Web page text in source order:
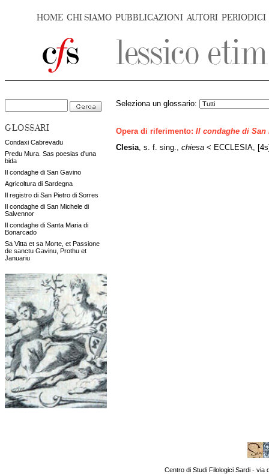
HOME CHI SIAMO PUBBLICAZIONI AUTORI PERIODICI
GLOSSARI
Condaxi Cabrevadu
Predu Mura. Sas poesias d'una
bida
Il condaghe di San Gavino
Agricoltura di Sardegna
Il registro di San Pietro di Sorres
Il condaghe di San Michele di
Salvennor
Il condaghe di Santa Maria di
Bonarcado
Sa Vitta et sa Morte, et Passione
de sanctu Gavinu, Prothu et
Januariu
Seleziona un glossario:
Opera di riferimento: Il condaghe di San
Clesia , s. f. sing., chiesa < ECCLESIA,
Centro di Studi Filologici Sardi - via